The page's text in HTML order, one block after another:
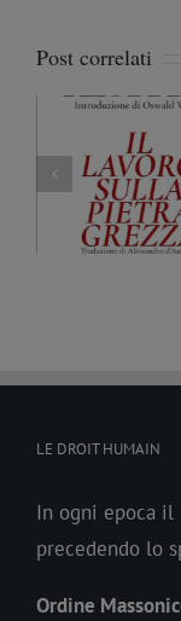
Post correlati
Fratello
LE DROIT HUMAIN
In ogni epoca il
precedendo lo
Ordine